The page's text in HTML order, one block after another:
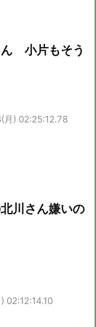
ん 小片もそう
) 02:25:12.78
川さん嫌いの
02:12:14.10